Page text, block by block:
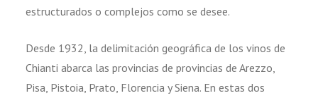
estructurados o complejos como se desee.
Desde 1932, la delimitación geográfica de los vinos de
Chianti abarca las provincias de provincias de Arezzo,
Pisa, Pistoia, Prato, Florencia y Siena. En estas dos